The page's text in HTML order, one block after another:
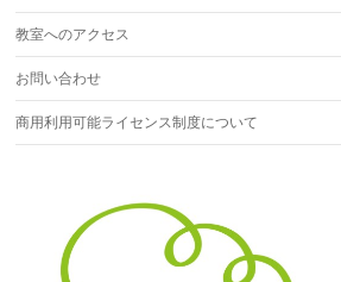
教室へのアクセス
お問い合わせ
商用利用可能ライセンス制度について